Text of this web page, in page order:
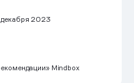
2023
Mindbox